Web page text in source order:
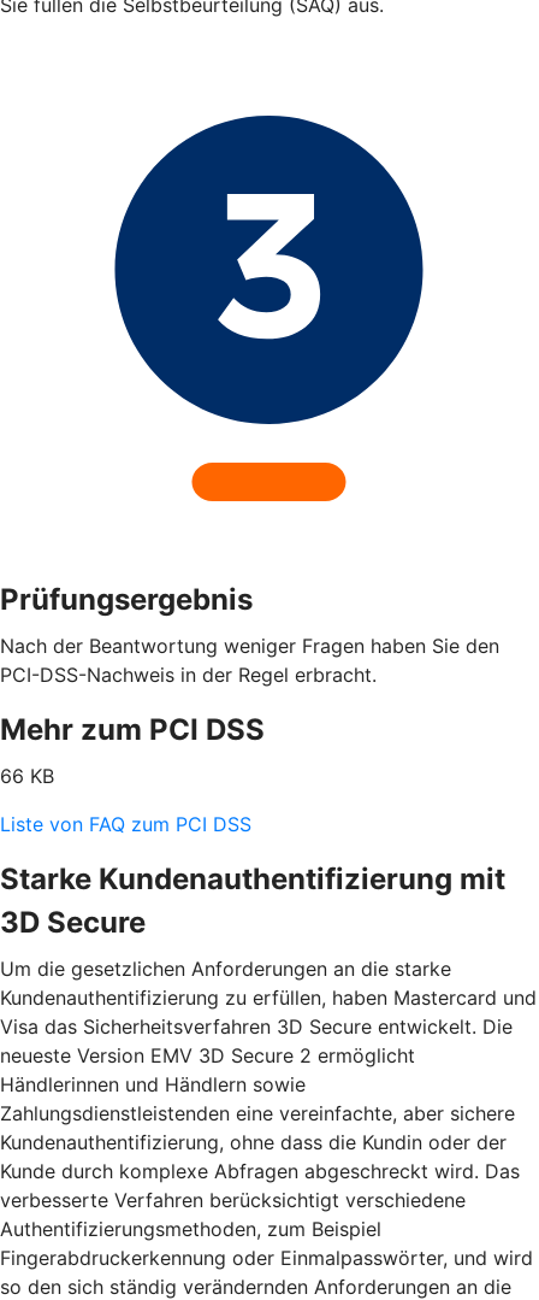
Prüfungsergebnis
Nach der Beantwortung weniger Fragen haben Sie den
PCI-DSS-Nachweis in der Regel erbracht.
Mehr zum PCI DSS
66 KB
Liste von FAQ zum PCI DSS
Starke Kundenauthentifizierung mit
3D Secure
Um die gesetzlichen Anforderungen an die starke
Kundenauthentifizierung zu erfüllen, haben Mastercard und
Visa das Sicherheitsverfahren 3D Secure entwickelt. Die
neueste Version EMV 3D Secure 2 ermöglicht
Händlerinnen und Händlern sowie
Zahlungsdienstleistenden eine vereinfachte, aber sichere
Kundenauthentifizierung, ohne dass die Kundin oder der
Kunde durch komplexe Abfragen abgeschreckt wird. Das
verbesserte Verfahren berücksichtigt verschiedene
Authentifizierungsmethoden, zum Beispiel
Fingerabdruckerkennung oder Einmalpasswörter, und wird
so den sich ständig verändernden Anforderungen an die